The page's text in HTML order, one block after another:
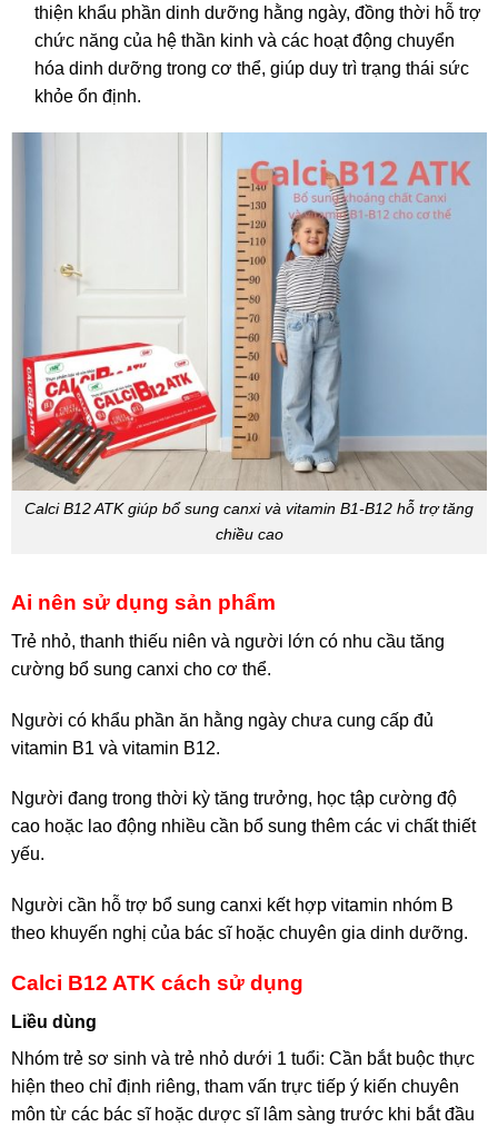
thiện khẩu phần dinh dưỡng hằng ngày, đồng thời hỗ trợ
chức năng của hệ thần kinh và các hoạt động chuyển
hóa dinh dưỡng trong cơ thể, giúp duy trì trạng thái sức
khỏe ổn định.
Calci B12 ATK giúp bổ sung canxi và vitamin B1-B12 hỗ trợ tăng
chiều cao
Ai nên sử dụng sản phẩm
Trẻ nhỏ, thanh thiếu niên và người lớn có nhu cầu tăng
cường bổ sung canxi cho cơ thể.
Người có khẩu phần ăn hằng ngày chưa cung cấp đủ
vitamin B1 và vitamin B12.
Người đang trong thời kỳ tăng trưởng, học tập cường độ
cao hoặc lao động nhiều cần bổ sung thêm các vi chất thiết
yếu.
Người cần hỗ trợ bổ sung canxi kết hợp vitamin nhóm B
theo khuyến nghị của bác sĩ hoặc chuyên gia dinh dưỡng.
Calci B12 ATK cách sử dụng
Liều dùng
Nhóm trẻ sơ sinh và trẻ nhỏ dưới 1 tuổi: Cần bắt buộc thực
hiện theo chỉ định riêng, tham vấn trực tiếp ý kiến chuyên
môn từ các bác sĩ hoặc dược sĩ lâm sàng trước khi bắt đầu